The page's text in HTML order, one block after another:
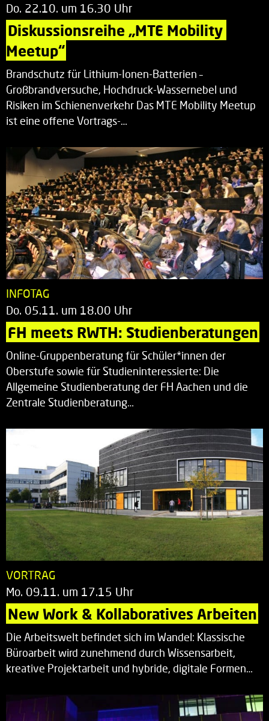
Do. 22.10. um 16.30 Uhr
Diskussionsreihe „MTE Mobility
Meetup“
Brandschutz für Lithium-Ionen-Batterien –
Großbrandversuche, Hochdruck-Wassernebel und
Risiken im Schienenverkehr Das MTE Mobility Meetup
ist eine offene Vortrags-…
INFOTAG
Do. 05.11. um 18.00 Uhr
FH meets RWTH: Studienberatungen
Online-Gruppenberatung für Schüler*innen der
Oberstufe sowie für Studieninteressierte: Die
Allgemeine Studienberatung der FH Aachen und die
Zentrale Studienberatung…
VORTRAG
Mo. 09.11. um 17.15 Uhr
New Work & Kollaboratives Arbeiten
Die Arbeitswelt befindet sich im Wandel: Klassische
Büroarbeit wird zunehmend durch Wissensarbeit,
kreative Projektarbeit und hybride, digitale Formen…